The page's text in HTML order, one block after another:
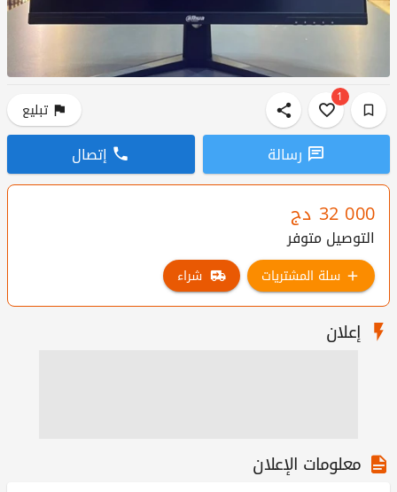
1
تبليع
رسالة إتصال
32 000 دج
التوصيل متوفر
سلة المشتريات شراء
إعلان
معلومات الإعلان